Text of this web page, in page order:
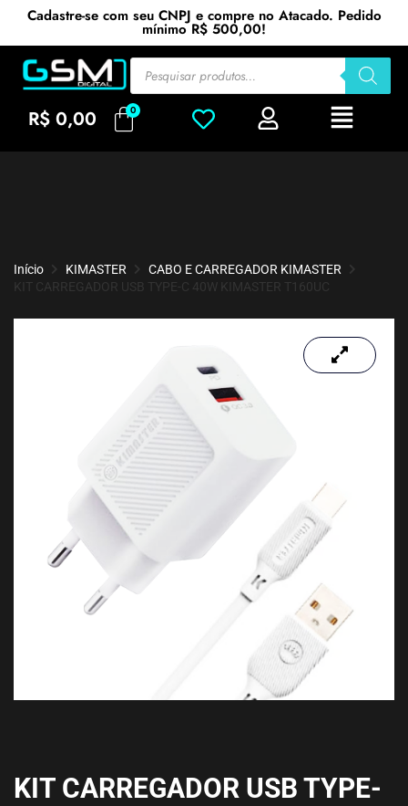
Cadastre-se com seu CNPJ e compre no Atacado. Pedido
mínimo R$ 500,00!
R$ 0,00
Início KIMASTER
CABO E CARREGADOR KIMASTER
KIT CARREGADOR USB TYPE-C 40W KIMASTER T160UC
KIT CARREGADOR USB TYPE-